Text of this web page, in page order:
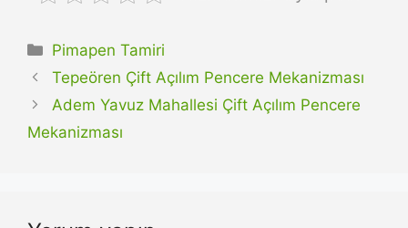
Kategoriler
Pimapen Tamiri
Tepeören Çift Açılım Pencere Mekanizması
Adem Yavuz Mahallesi Çift Açılım Pencere
Mekanizması